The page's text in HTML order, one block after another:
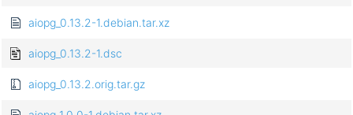
aiopg_0.13.2-1.debian.tar.xz
aiopg_0.13.2-1.dsc
aiopg_0.13.2.orig.tar.gz